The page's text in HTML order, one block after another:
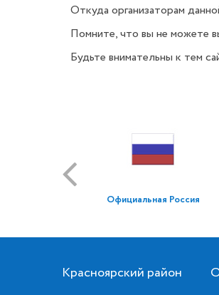
Откуда организаторам
Помните, что вы не можете
Будьте внимательны к тем
Официальная Россия
Красноярский район